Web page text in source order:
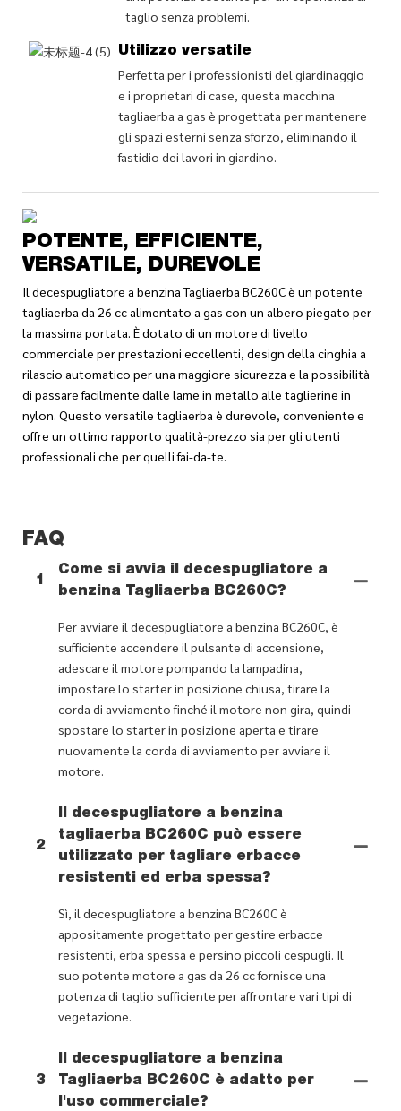
taglio senza problemi.
Utilizzo versatile
Perfetta per i professionisti del giardinaggio
e i proprietari di case, questa macchina
tagliaerba a gas è progettata per mantenere
gli spazi esterni senza sforzo, eliminando il
fastidio dei lavori in giardino.
POTENTE, EFFICIENTE,
VERSATILE, DUREVOLE
Il decespugliatore a benzina Tagliaerba BC260C è un potente
tagliaerba da 26 cc alimentato a gas con un albero piegato per
la massima portata. È dotato di un motore di livello
commerciale per prestazioni eccellenti, design della cinghia a
rilascio automatico per una maggiore sicurezza e la possibilità
di passare facilmente dalle lame in metallo alle taglierine in
nylon. Questo versatile tagliaerba è durevole, conveniente e
offre un ottimo rapporto qualità-prezzo sia per gli utenti
professionali che per quelli fai-da-te.
FAQ
1
Come si avvia il decespugliatore a
benzina Tagliaerba BC260C?
Per avviare il decespugliatore a benzina BC260C, è
sufficiente accendere il pulsante di accensione,
adescare il motore pompando la lampadina,
impostare lo starter in posizione chiusa, tirare la
corda di avviamento finché il motore non gira, quindi
spostare lo starter in posizione aperta e tirare
nuovamente la corda di avviamento per avviare il
motore.
2
Il decespugliatore a benzina
tagliaerba BC260C può essere
utilizzato per tagliare erbacce
resistenti ed erba spessa?
Sì, il decespugliatore a benzina BC260C è
appositamente progettato per gestire erbacce
resistenti, erba spessa e persino piccoli cespugli. Il
suo potente motore a gas da 26 cc fornisce una
potenza di taglio sufficiente per affrontare vari tipi di
vegetazione.
3
Il decespugliatore a benzina
Tagliaerba BC260C è adatto per
l'uso commerciale?